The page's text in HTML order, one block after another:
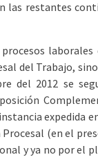
las restantes
del Trabajo,
del 2012 se
expedida
(en el
y ya no por el